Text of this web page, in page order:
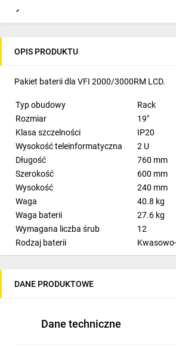
OPIS PRODUKTU
Pakiet baterii dla VFI 2000/3000RM LCD.
Typ obudowy
Rack
Rozmiar
19"
Klasa szczelności
IP20
Wysokość teleinformatyczna
2 U
Długość
760 mm
Szerokość
600 mm
Wysokość
240 mm
Waga
40.8 kg
Waga baterii
27.6 kg
Wymagana liczba śrub
12
Rodzaj baterii
Liczba akumulatorów
12
Napięcie wyjściowe
DANE PRODUKTOWE
Dane techniczne